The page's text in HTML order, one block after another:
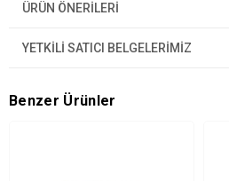
ÜRÜN ÖNERILERI
YETKİLİ SATICI BELGELERİMİZ
Benzer Ürünler